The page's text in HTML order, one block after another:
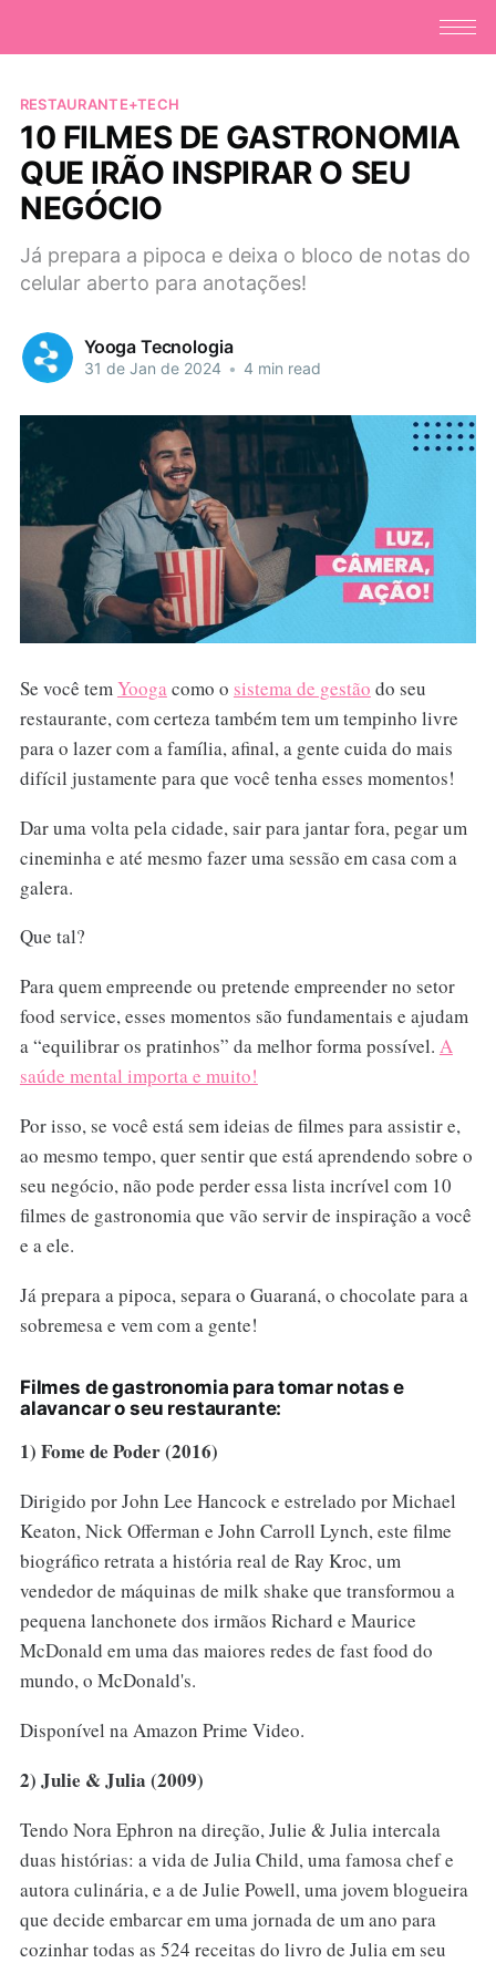
RESTAURANTE+TECH
10 FILMES DE GASTRONOMIA
QUE IRÃO INSPIRAR O SEU
NEGÓCIO
Já prepara a pipoca e deixa o bloco de notas do
celular aberto para anotações!
Yooga Tecnologia
31 de Jan de 2024 • 4 min read
Se você temYoogacomo o sistema de gestão do seu
restaurante, com certeza também tem um tempinho livre
para o lazer com a família, afinal, a gente cuida do mais
difícil justamente para que você tenha esses momentos!
Dar uma volta pela cidade, sair para jantar fora, pegar um
cineminha e até mesmo fazer uma sessão em casa com a
galera.
Que tal?
Para quem empreende ou pretende empreender no setor
food service, esses momentos são fundamentais e ajudam
a “equilibrar os pratinhos” da melhor forma possível. A
saúde mental importa e muito!
Por isso, se você está sem ideias de filmes para assistir e,
ao mesmo tempo, quer sentir que está aprendendo sobre o
seu negócio, não pode perder essa lista incrível com 10
filmes de gastronomia que vão servir de inspiração a você
e a ele.
Já prepara a pipoca, separa o Guaraná, o chocolate para a
sobremesa e vem com a gente!
Filmes de gastronomia para tomar notas e
alavancar o seu restaurante:
1) Fome de Poder (2016)
Dirigido por John Lee Hancock e estrelado por Michael
Keaton, Nick Offerman e John Carroll Lynch, este filme
biográfico retrata a história real de Ray Kroc, um
vendedor de máquinas de milk shake que transformou a
pequena lanchonete dos irmãos Richard e Maurice
McDonald em uma das maiores redes de fast food do
mundo, o McDonald's.
Disponível na Amazon Prime Video.
2) Julie & Julia (2009)
Tendo Nora Ephron na direção, Julie & Julia intercala
duas histórias: a vida de Julia Child, uma famosa chef e
autora culinária, e a de Julie Powell, uma jovem blogueira
que decide embarcar em uma jornada de um ano para
cozinhar todas as 524 receitas do livro de Julia em seu